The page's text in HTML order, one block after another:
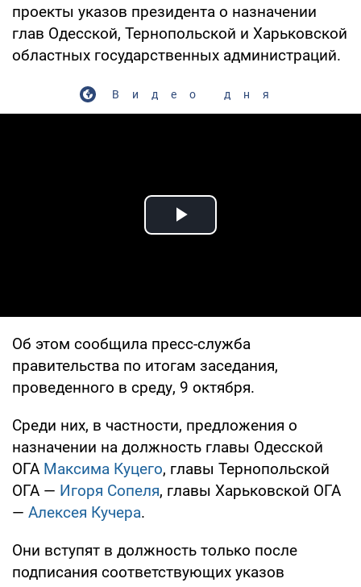
проекты указов президента о назначении
глав Одесской, Тернопольской и Харьковской
областных государственных администраций.
Видео дня
Play Video
Об этом сообщила пресс-служба
правительства по итогам заседания,
проведенного в среду, 9 октября.
Среди них, в частности, предложения о
назначении на должность главы Одесской
ОГА Максима Куцего, главы Тернопольской
ОГА — Игоря Сопеля, главы Харьковской ОГА
— Алексея Кучера.
Они вступят в должность только после
подписания соответствующих указов